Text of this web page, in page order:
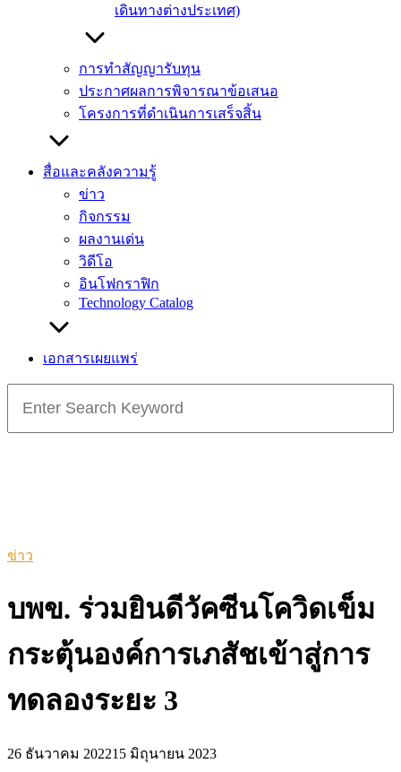
เดินทางต่างประเทศ)
การทำสัญญารับทุน
ประกาศผลการพิจารณาข้อเสนอ
โครงการที่ดำเนินการเสร็จสิ้น
สื่อและคลังความรู้
ข่าว
กิจกรรม
ผลงานเด่น
วิดีโอ
อินโฟกราฟิก
Technology Catalog
เอกสารเผยแพร่
for:
ข่าว
บพข. ร่วมยินดีวัคซีนโควิดเข็ม
กระตุ้นองค์การเภสัชเข้าสู่การ
ทดลองระยะ 3
26 ธันวาคม 202215 มิถุนายน 2023